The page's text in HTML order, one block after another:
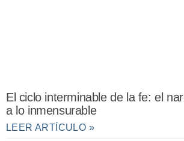
El ciclo interminable de la fe: el
a lo inmensurable
LEER ARTÍCULO »